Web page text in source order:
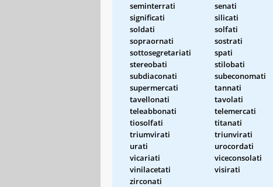
seminterrati
senati
significati
silicati
soldati
solfati
sopraornati
sostrati
sottosegretariati
spati
stereobati
stilobati
subdiaconati
subeconomati
supermercati
tannati
tavellonati
tavolati
teleabbonati
telemercati
tiosolfati
titanati
triumvirati
triunvirati
urati
urocordati
vicariati
viceconsolati
vinilacetati
visirati
zirconati